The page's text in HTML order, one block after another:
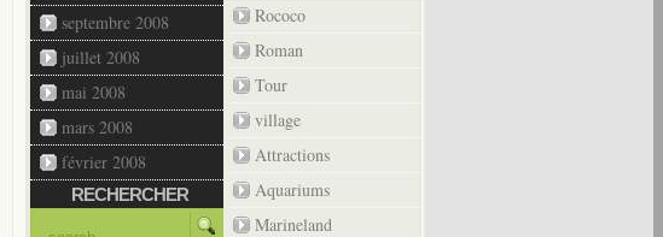
septembre 2008
juillet 2008
mai 2008
mars 2008
février 2008
RECHERCHER
Rococo
Roman
Tour
village
Attractions
Aquariums
Marineland